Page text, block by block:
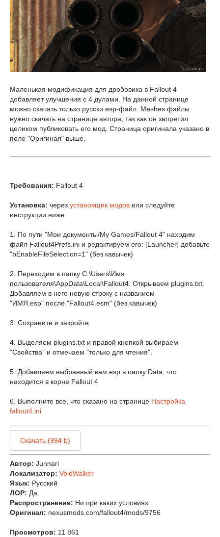
Маленькая модификация для дробовика в Fallout 4
добавляет улучшения с 4 дулами. На данной странице
можно скачать только русски esp-файл. Meshes файлы
нужно скачать на странице автора, так как он запретил
целиком публиковать его мод. Страница оригинала указано в
поле "Оригинал" выше.
Требования: Fallout 4
Установка: через установщик модов или следуйте
инструкции ниже:
1. По пути "Мои документы/My Games/Fallout 4" находим
файл Fallout4Prefs.ini и редактируем его: [Launcher] добавьте
"bEnableFileSelection=1" (без кавычек)
2. Переходим в папку C:\Users\Имя
пользователя\AppData\Local\Fallout4. Открываем plugins.txt.
Добавляем в него новую строку с названием
"ИМЯ.esp" после "Fallout4.esm" (без кавычек)
3. Сохраните и закройте.
4. Выделяем plugins.txt и правой кнопкой выбираем
"Свойства" и отмечаем "только для чтения".
5. Добавляем выбранный вам esp в папку Data, что
находится в корне Fallout 4
6. Выполните все, что сказано на странице Настройка
fallout4.ini
Скачать (994 b)
Автор: Junnari
Локализатор: VoidWalker
Язык: Русский
ЛОР: Да
Распространение: Ни при каких условиях
Оригинал: nexusmods.com/fallout4/mods/9756
Просмотров: 11 861